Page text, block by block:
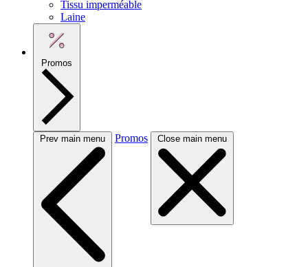
Tissu imperméable
Laine
Promos
Prev main menu Promos Close main menu